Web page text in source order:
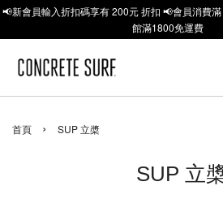
📢新會員輸入折扣碼享有 200元 折扣 📢會員消費
館滿1800免運費
首頁 › SUP 立槳
SUP 立